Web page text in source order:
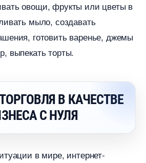
овощи, фрукты или цветы
мыло, создавать
готовить варенье, джемы
выпекать торты.
В КАЧЕСТВЕ
С НУЛЯ
в мире, интернет-